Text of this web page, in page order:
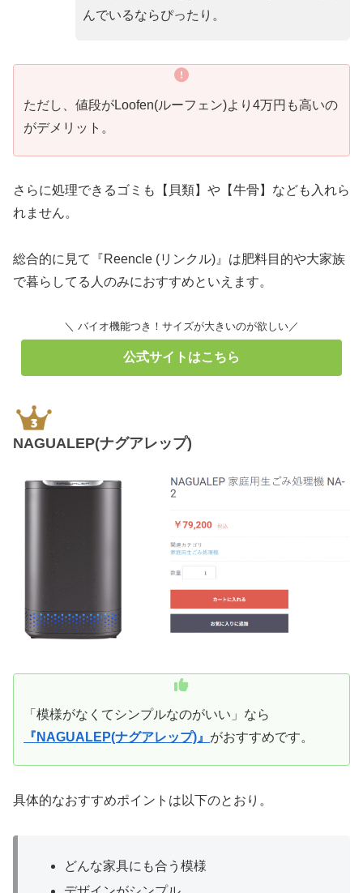
んでいるならぴったり。
ただし、値段がLoofen(ルーフェン)より4万円も高いの
がデメリット。
さらに処理できるゴミも【貝類】や【牛骨】なども入れら
れません。
総合的に見て『Reencle (リンクル)』は肥料目的や大家族
で暮らしてる人のみにおすすめといえます。
＼ バイオ機能つき！サイズが大きいのが欲しい／
公式サイトはこちら
NAGUALEP(ナグアレップ)
「模様がなくてシンプルなのがいい」なら
『NAGUALEP(ナグアレップ)』 がおすすめです。
具体的なおすすめポイントは以下のとおり。
どんな家具にも合う模様